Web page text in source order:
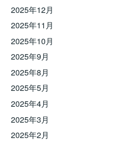
2025年12月
2025年11月
2025年10月
2025年9月
2025年8月
2025年5月
2025年4月
2025年3月
2025年2月